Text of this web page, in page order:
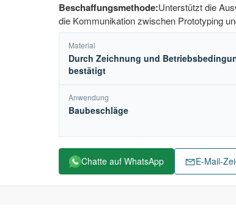
Beschaffungsmethode:Unterstützt die
die Kommunikation zwischen Prototyping
Material
Durch Zeichnung und
bestätigt
Anwendung
Baubeschläge
Chatte auf WhatsApp E-Mail-